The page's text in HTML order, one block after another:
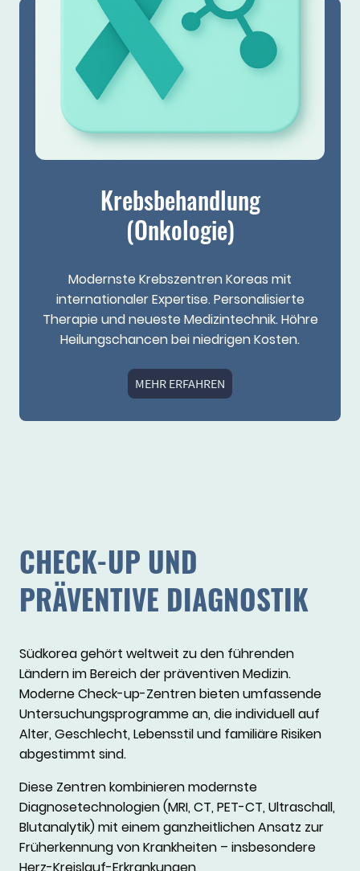
Krebsbehandlung
(Onkologie)
Modernste Krebszentren Koreas mit
internationaler Expertise. Personalisierte
Therapie und neueste Medizintechnik. Höhre
Heilungschancen bei niedrigen Kosten.
MEHR ERFAHREN
CHECK-UP UND
PRÄVENTIVE DIAGNOSTIK
Südkorea gehört weltweit zu den führenden
Ländern im Bereich der präventiven Medizin.
Moderne Check-up-Zentren bieten umfassende
Untersuchungsprogramme an, die individuell auf
Alter, Geschlecht, Lebensstil und familiäre Risiken
abgestimmt sind.
Diese Zentren kombinieren modernste
Diagnosetechnologien (MRI, CT, PET-CT, Ultraschall,
Blutanalytik) mit einem ganzheitlichen Ansatz zur
Früherkennung von Krankheiten – insbesondere
Herz-Kreislauf-Erkrankungen,